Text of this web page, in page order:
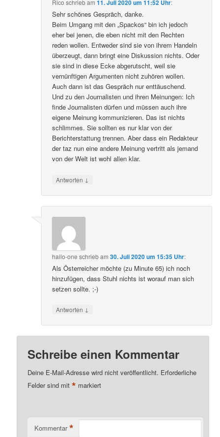
Rico schriebam11. Juli 2020 um 11:52 Uhr:
Sehr schönes Gespräch, danke.
Beim Umgang mit den „Spackos“ bin ich jedoch
eher bei jenen, die eben nicht mit den Rechten
reden wollen. Entweder sind sie von ihrem Handeln
überzeugt, dann bringt eine Diskussion nichts. Oder
sie sind in diese Ecke abgerutscht, weil sie
vernünftigen Argumenten nicht zuhören wollen.
Auch dann ist das Gespräch nur enttäuschend.
Und zu den Journalisten und ihren Meinungen: Ich
finde Journalisten dürfen und müssen auch ihre
eigene Meinung kommunizieren. Das ist nichts
schlimmes. Sie sollten es nur klar von der
Berichterstattung trennen. Aber dass ein Redakteur
der taz nun eine andere Meinung vertritt als jemand
von der Welt ist wohl allen klar.
Antworten ↓
hailo-one schriebam30. Juli 2020 um 15:35 Uhr:
Als Österreicher möchte (zu Minute 65) ich noch
hinzufügen, dass Stuhl nichts ist worauf man sich
setzen sollte. ;-)
Antworten ↓
Schreibe einen Kommentar
Deine E-Mail-Adresse wird nicht veröffentlicht. Erforderliche
Felder sind mit* markiert
Kommentar *